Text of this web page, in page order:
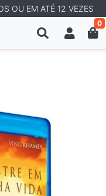
OU EM ATÉ 12 VEZES
0